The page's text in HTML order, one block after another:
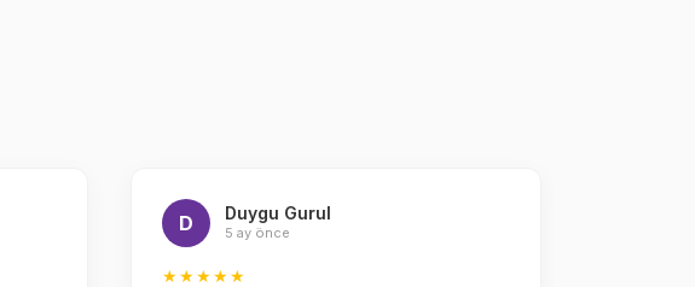
D Duygu Gurul
5 ay önce
★★★★★